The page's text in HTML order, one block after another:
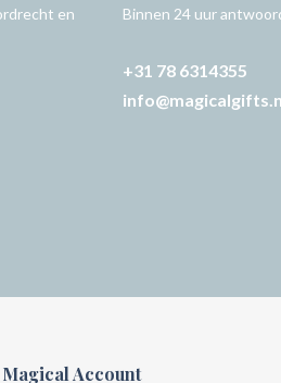
en
Binnen 24 uur
+31 78 6314355
Magical Account